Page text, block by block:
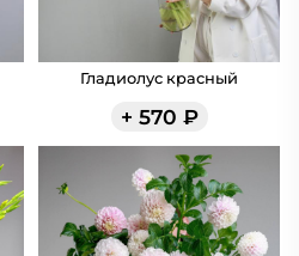
Гладиолус красный
+ 570 ₽